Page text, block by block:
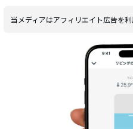
当メディアはアフィリエイト広告を利